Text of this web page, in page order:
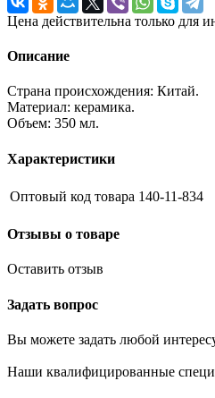
Цена действительна только для
Описание
Страна происхождения: Китай.
Материал: керамика.
Объем: 350 мл.
Характеристики
Оптовый код товара 140-11-834
Отзывы о товаре
Оставить отзыв
Задать вопрос
Вы можете задать любой
Наши квалифицированные